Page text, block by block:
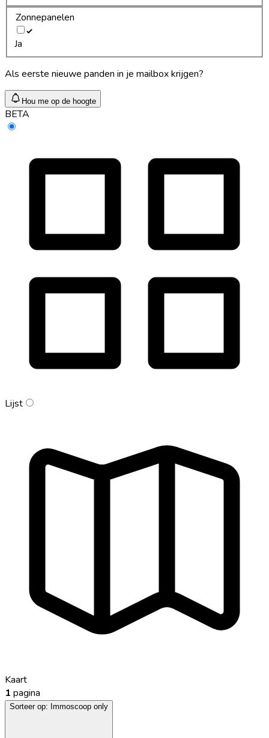
Zonnepanelen
Ja
Als eerste nieuwe panden in je mailbox krijgen?
Hou me op de hoogte
BETA
Lijst
Kaart
1 pagina
Sorteer op: Immoscoop only